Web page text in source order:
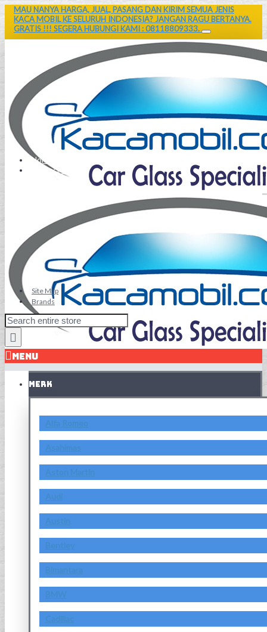
MAU NANYA HARGA, JUAL, PASANG DAN KIRIM SEMUA JENIS
KACA MOBIL KE SELURUH INDONESIA? JANGAN RAGU BERTANYA.
GRATIS !!! SEGERA HUBUNGI KAMI : 08118809333.
Home
Contact Us
Site Map
Brands
MENU
MERK
Alfa Romeo
Asahimas
Aston Martin
Audi
Austin
Bentley
Bimantara
BMW
Cadillac